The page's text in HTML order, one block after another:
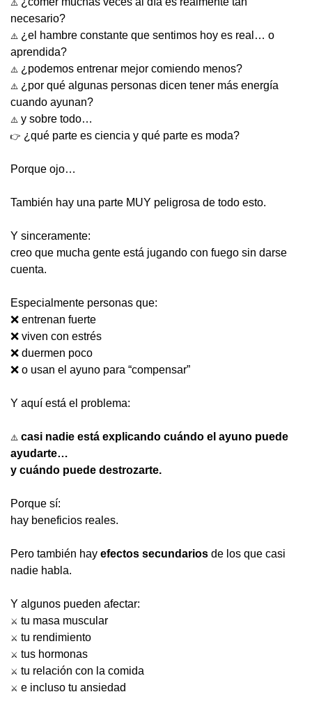
⚠️
necesario?
⚠️ ¿el hambre constante que sentimos hoy es real… o
aprendida?
⚠️ ¿podemos entrenar mejor comiendo menos?
⚠️ ¿por qué algunas personas dicen tener más energía
cuando ayunan?
⚠️ y sobre todo…
👉 ¿qué parte es ciencia y qué parte es moda?
Porque ojo…
También hay una parte MUY peligrosa de todo esto.
Y sinceramente:
creo que mucha gente está jugando con fuego sin darse
cuenta.
Especialmente personas que:
❌ entrenan fuerte
❌ viven con estrés
❌ duermen poco
❌ o usan el ayuno para “compensar”
Y aquí está el problema:
⚠️ casi nadie está explicando cuándo el ayuno puede
ayudarte…
y cuándo puede destrozarte.
Porque sí:
hay beneficios reales.
Pero también hay efectos secundarios de los que casi
nadie habla.
Y algunos pueden afectar:
⚔️ tu masa muscular
⚔️ tu rendimiento
⚔️ tus hormonas
⚔️ tu relación con la comida
⚔️ e incluso tu ansiedad